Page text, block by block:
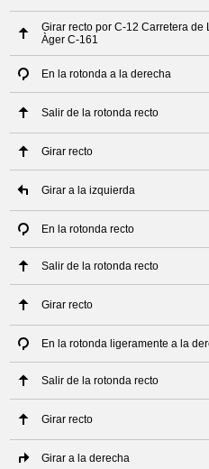
Girar recto por C-12 Carretera de
Àger C-161
En la rotonda a la derecha
Salir de la rotonda recto
Girar recto
Girar a la izquierda
En la rotonda recto
Salir de la rotonda recto
Girar recto
En la rotonda ligeramente a la
Salir de la rotonda recto
Girar recto
Girar a la derecha